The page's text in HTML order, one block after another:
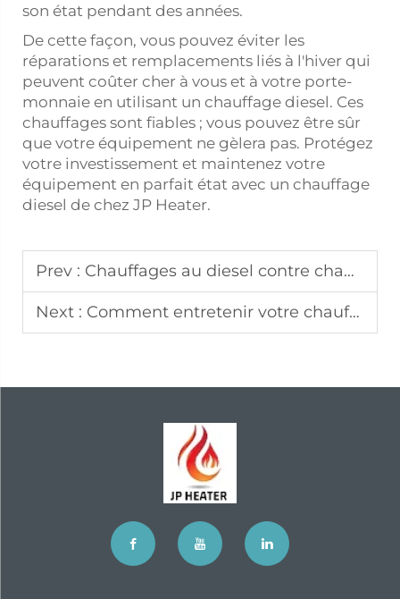
son état pendant des années.
De cette façon, vous pouvez éviter les
réparations et remplacements liés à l'hiver qui
peuvent coûter cher à vous et à votre porte-
monnaie en utilisant un chauffage diesel. Ces
chauffages sont fiables ; vous pouvez être sûr
que votre équipement ne gèlera pas. Protégez
votre investissement et maintenez votre
équipement en parfait état avec un chauffage
diesel de chez JP Heater.
Prev : Chauffages au diesel contre chauffages électriques : lequel est plus économique ?
Next : Comment entretenir votre chauffage au diesel pour un rendement optimal